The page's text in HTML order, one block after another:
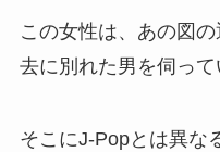
この女性は、あの図
去に別れた男を伺って
そこにJ-Popとは異な